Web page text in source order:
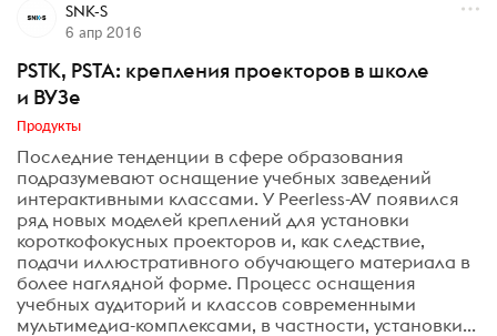
SNK-S
6 апр 2016
PSTK, PSTA: крепления проекторов в школе
и ВУЗе
Продукты
Последние тенденции в сфере образования
подразумевают оснащение учебных заведений
интерактивными классами. У Peerless-AV появился
ряд новых моделей креплений для установки
короткофокусных проекторов и, как следствие,
подачи иллюстративного обучающего материала в
более наглядной форме. Процесс оснащения
учебных аудиторий и классов современными
мультимедиа-комплексами, в частности, установки...